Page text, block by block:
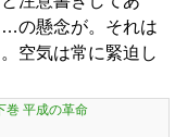
の懸念が。それは
空気は常に緊迫し
巻 平成の革命